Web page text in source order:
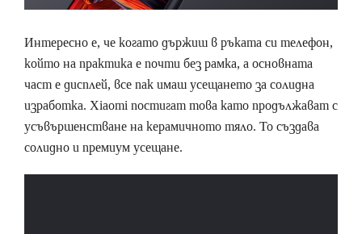
Интересно е, че когато държиш в ръката си телефон,
който на практика е почти без рамка, а основната
част е дисплей, все пак имаш усещането за солидна
изработка. Xiaomi постигат това като продължават с
усъвършенстване на керамичното тяло. То създава
солидно и премиум усещане.